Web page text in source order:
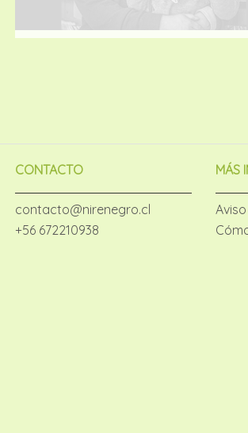
CONTACTO
contacto@nirenegro.cl
+56 672210938
MÁS